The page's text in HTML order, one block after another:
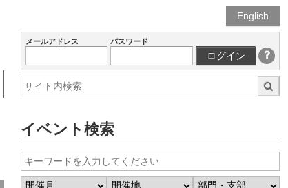
English
メールアドレス パスワード
ログイン
イベント検索